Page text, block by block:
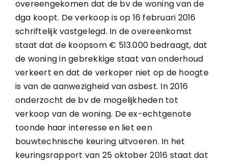
overeengekomen dat de bv de woning van de
dga koopt. De verkoop is op 16 februari 2016
schriftelijk vastgelegd. In de overeenkomst
staat dat de koopsom € 513.000 bedraagt, dat
de woning in gebrekkige staat van onderhoud
verkeert en dat de verkoper niet op de hoogte
is van de aanwezigheid van asbest. In 2016
onderzocht de bv de mogelijkheden tot
verkoop van de woning. De ex-echtgenote
toonde haar interesse en liet een
bouwtechnische keuring uitvoeren. In het
keuringsrapport van 25 oktober 2016 staat dat